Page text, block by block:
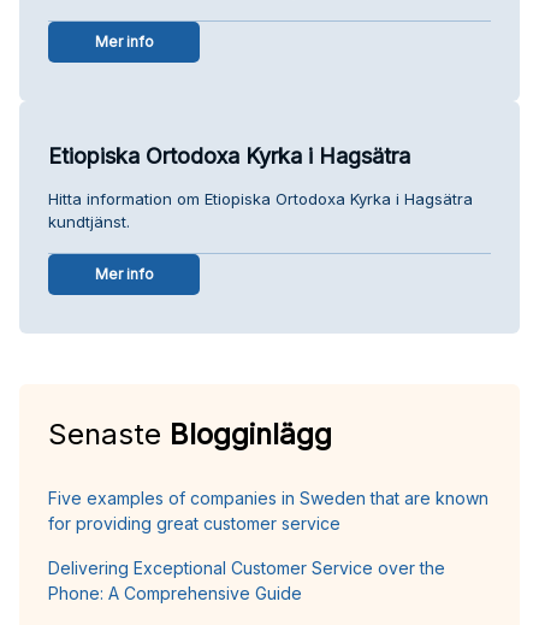
Mer info
Etiopiska Ortodoxa Kyrka i Hagsätra
Hitta information om Etiopiska Ortodoxa Kyrka i Hagsätra
kundtjänst.
Mer info
Senaste Blogginlägg
Five examples of companies in Sweden that are known
for providing great customer service
Delivering Exceptional Customer Service over the
Phone: A Comprehensive Guide